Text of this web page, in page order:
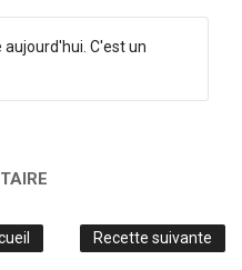
C'est un
Recette suivante